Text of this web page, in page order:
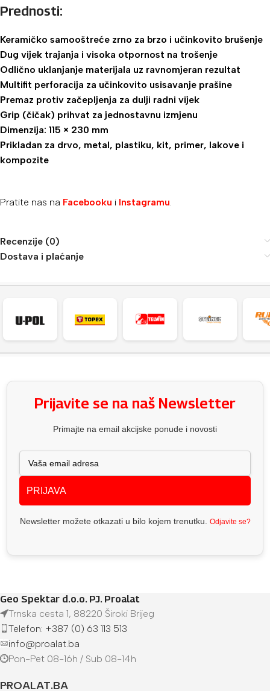
Prednosti:
Keramičko samooštreće zrno za brzo i učinkovito brušenje
Dug vijek trajanja i visoka otpornost na trošenje
Odlično uklanjanje materijala uz ravnomjeran rezultat
Multifit perforacija za učinkovito usisavanje prašine
Premaz protiv začepljenja za dulji radni vijek
Grip (čičak) prihvat za jednostavnu izmjenu
Dimenzija: 115 × 230 mm
Prikladan za drvo, metal, plastiku, kit, primer, lakove i
kompozite
Pratite nas na Facebooku i Instagramu.
Recenzije (0)
Dostava i plaćanje
Prijavite se na naš Newsletter
Primajte na email akcijske ponude i novosti
PRIJAVA
Newsletter možete otkazati u bilo kojem trenutku. Odjavite se?
Geo Spektar d.o.o. PJ. Proalat
Trnska cesta 1, 88220 Široki Brijeg
Telefon: +387 (0) 63 113 513
info@proalat.ba
Pon-Pet 08-16h / Sub 08-14h
PROALAT.BA